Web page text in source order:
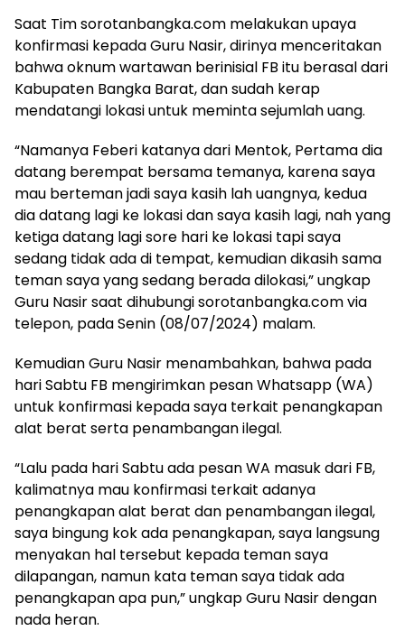
Saat Tim sorotanbangka.com melakukan upaya
konfirmasi kepada Guru Nasir, dirinya menceritakan
bahwa oknum wartawan berinisial FB itu berasal dari
Kabupaten Bangka Barat, dan sudah kerap
mendatangi lokasi untuk meminta sejumlah uang.
“Namanya Feberi katanya dari Mentok, Pertama dia
datang berempat bersama temanya, karena saya
mau berteman jadi saya kasih lah uangnya, kedua
dia datang lagi ke lokasi dan saya kasih lagi, nah yang
ketiga datang lagi sore hari ke lokasi tapi saya
sedang tidak ada di tempat, kemudian dikasih sama
teman saya yang sedang berada dilokasi,” ungkap
Guru Nasir saat dihubungi sorotanbangka.com via
telepon, pada Senin (08/07/2024) malam.
Kemudian Guru Nasir menambahkan, bahwa pada
hari Sabtu FB mengirimkan pesan Whatsapp (WA)
untuk konfirmasi kepada saya terkait penangkapan
alat berat serta penambangan ilegal.
“Lalu pada hari Sabtu ada pesan WA masuk dari FB,
kalimatnya mau konfirmasi terkait adanya
penangkapan alat berat dan penambangan ilegal,
saya bingung kok ada penangkapan, saya langsung
menyakan hal tersebut kepada teman saya
dilapangan, namun kata teman saya tidak ada
penangkapan apa pun,” ungkap Guru Nasir dengan
nada heran.